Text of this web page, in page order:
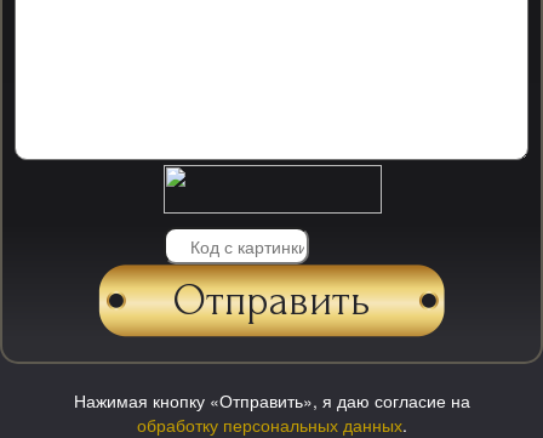
Нажимая кнопку «Отправить», я даю согласие на
обработку персональных данных.